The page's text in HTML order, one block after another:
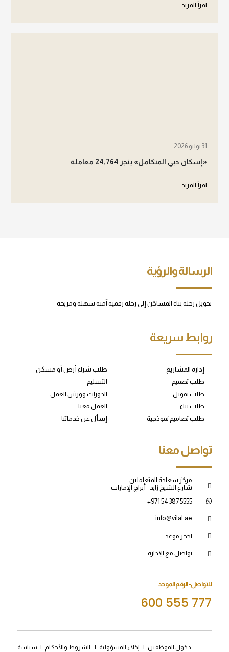
اقرأ المزيد
31 يوليو 2026
«إسكان دبي المتكامل» ينجز 24,764 معاملة
اقرأ المزيد
الرسالة والرؤية
تحويل رحلة بناء المساكن إلى رحلة رقمية آمنة سهلة ومريحة
روابط سريعة
إدارة المشاريع
طلب تصميم
طلب تمويل
طلب بناء
طلب تصاميم نموذجية
طلب شراء أرض أو مسكن
التسليم
الدورات وورش العمل
العمل معنا
إسأل عن خدماتنا
تواصل معنا
مركز سعادة المتعاملين
شارع الشيخ زايد - أبراج الإمارات
+971 54 387 5555
info@vilal.ae
احجز موعد
تواصل مع الإدارة
للتواصل- الرقم الموحد
600 555 777
دخول الموظفين |إخلاء المسؤولية | الشروط والأحكام | سياسة